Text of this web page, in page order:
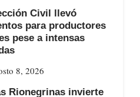
Civil llevó
para productores
pese a intensas
8, 2026
Rionegrinas invierte